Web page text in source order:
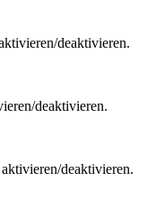
deaktivieren.
deaktivieren.
deaktivieren.